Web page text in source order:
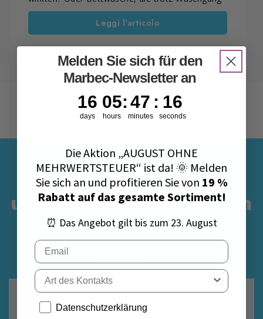
nicht ganz frisch erscheint? Wenn weiße Wäsche
an Strahlkraft verliert oder Gerüche
zurückbleiben, reicht das Waschmittel allein oft
nicht aus. In solchen Fällen kann
Natriumpercarbonat in der Waschmaschine das
Waschergebnis deutlich verbessern – besonders
bei hellen Textilien.
Richtig angewendet hilft es, das Weiß
aufzufrischen, organische Flecken zu behandeln
und die Hygienewirkung über 50°C zu
Leggi l'articolo
Melden Sie sich für
unseren Newsletter an
Melden Sie sich für unseren
Newsletter an, um sofort 10 % auf
Ihre erste Bestellung zu erhalten.
E-Mail
Melden Sie sich für den
Marbec-Newsletter an
Countdown ends in:
16
16
days
5
05
hours
: 47
47
minutes
: 15
15
seconds
Die Aktion „AUGUST OHNE
MEHRWERTSTEUER“ ist da! 🌞 Melden
Sie sich an und profitieren Sie von 19 %
Rabatt auf das gesamte Sortiment!
⏰ Das Angebot gilt bis zum 23. August
Email
Tipo di contatto
Privacy policy
Datenschutzerklärung